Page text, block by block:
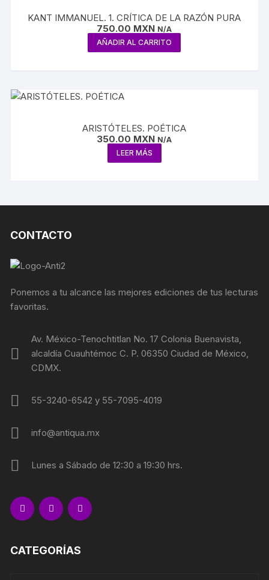
KANT IMMANUEL. 1. CRÍTICA DE LA RAZÓN PURA
750.00 MXN N/A
AÑADIR AL CARRITO
ARISTÓTELES. POÉTICA
350.00 MXN N/A
LEER MÁS
CONTACTO
Ponemos a tu alcance las mejores ediciones de tus lecturas
favoritas.
Av. México-Tenochtitlan No. 17 Colonia Buenavista,
alcaldía Cuauhtémoc C. P. 06350 Ciudad de México,
CDMX.
55-3240-6542 y 55-7095-4019
info@antiqua.mx
Lunes a Sábado de 12:30 a 19:30 hrs.
CATEGORÍAS